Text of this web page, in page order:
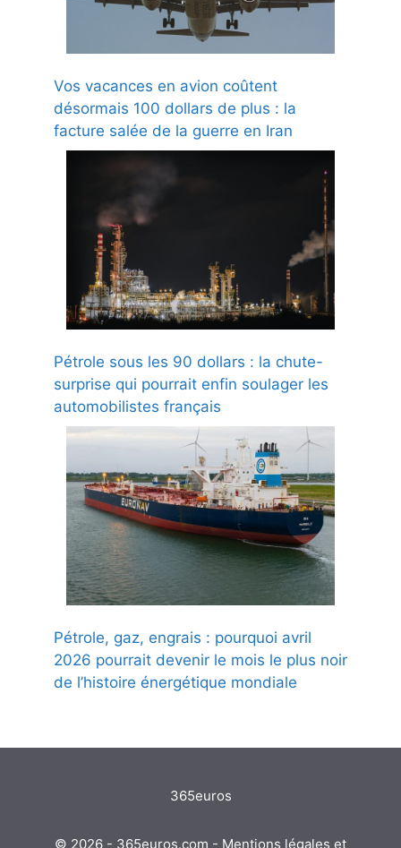
Vos vacances en avion coûtent
désormais 100 dollars de plus : la
facture salée de la guerre en Iran
Pétrole sous les 90 dollars : la chute-
surprise qui pourrait enfin soulager les
automobilistes français
Pétrole, gaz, engrais : pourquoi avril
2026 pourrait devenir le mois le plus noir
de l’histoire énergétique mondiale
365euros
© 2026 - 365euros.com - Mentions légales et